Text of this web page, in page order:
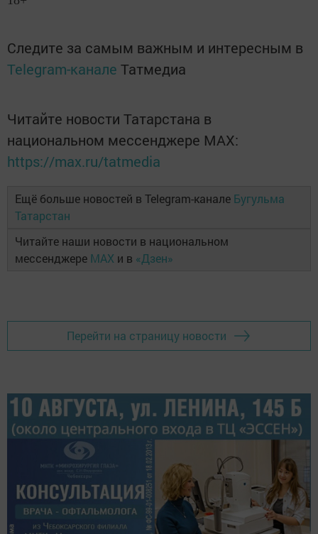
Следите за самым важным и интересным в
Telegram-канале Татмедиа
Читайте новости Татарстана в
национальном мессенджере MАХ:
https://max.ru/tatmedia
Ещё больше новостей в Telegram-канале Бугульма
Татарстан
Читайте наши новости в национальном
мессенджере MAX и в «Дзен»
Перейти на страницу новости